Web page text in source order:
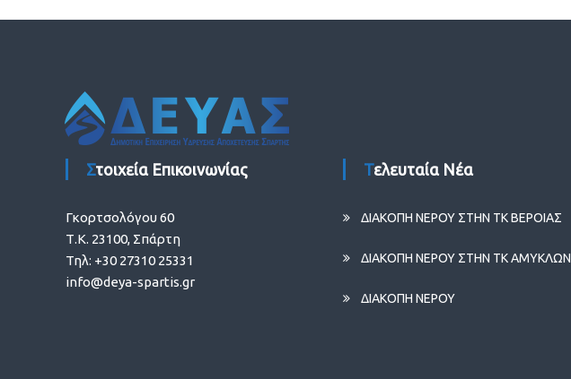
άρθρων
Στοιχεία Επικοινωνίας
Γκορτσολόγου 60
Τ.Κ. 23100, Σπάρτη
Τηλ: +30 27310 25331
info@deya-spartis.gr
Τελευταία Νέα
ΔΙΑΚΟΠΗ ΝΕΡΟΥ ΣΤΗΝ ΤΚ ΒΕΡΟΙΑΣ
ΔΙΑΚΟΠΗ ΝΕΡΟΥ ΣΤΗΝ ΤΚ ΑΜΥΚΛΩΝ
ΔΙΑΚΟΠΗ ΝΕΡΟΥ